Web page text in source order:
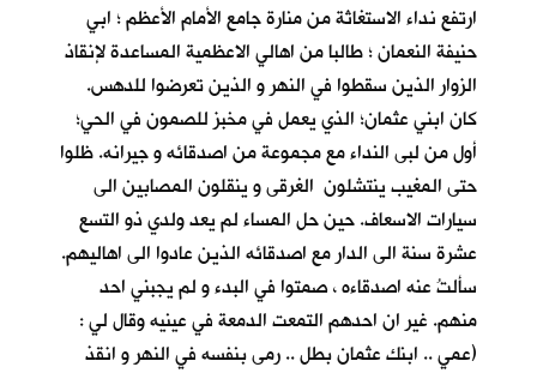
ارتفع نداء الاستغاثة من منارة جامع الأمام الأعظم ؛ ابي
حنيفة النعمان ؛ طالبا من اهالي الاعظمية المساعدة لإنقاذ
الزوار الذين سقطوا في النهر و الذين تعرضوا للدهس.
كان ابني عثمان؛ الذي يعمل في مخبز للصمون في الحي؛
أول من لبى النداء مع مجموعة من اصدقائه و جيرانه. ظلوا
حتى المغيب ينتشلون الغرقى و ينقلون المصابين الى
سيارات الاسعاف. حين حل المساء لم يعد ولدي ذو التسع
عشرة سنة الى الدار مع اصدقائه الذين عادوا الى اهاليهم.
سألتُ عنه اصدقاءه ، صمتوا في البدء و لم يجبني احد
منهم. غير ان احدهم التمعت الدمعة في عينيه وقال لي :
(عمي .. ابنك عثمان بطل .. رمى بنفسه في النهر و انقذ